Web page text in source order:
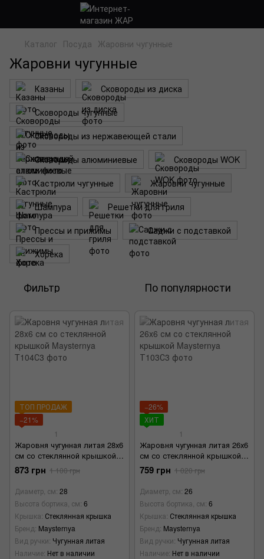
Каталог Посуда Жаровни чугунные
Жаровни чугунные
Казаны
Сковороды из диска
Сковороды чугунные
Сковороды из нержавеющей стали
Сковороды алюминиевые
Сковороды WOK
Кастрюли чугунные
Жаровни чугунные
Шампура
Решетки для гриля
Прессы и прижимы
Саджи с подставкой
Хорека
Фильтр По популярности
ТОП ПРОДАЖ
−21%
1
Жаровня чугунная литая 28х6
см со стеклянной крышкой
Maysternya
873 грн 1 100 грн
Диаметр, см 28
Высота бортика, см 6
Крышка Стеклянная крышка
Бренд Maysternya
Вид ручки Чугунная литая
Наличие Нет в наличии
−26%
ХИТ
1
Жаровня чугунная литая 26х6
см со стеклянной крышкой
Maysternya
759 грн 1 020 грн
Диаметр, см 26
Высота бортика, см 6
Крышка Стеклянная крышка
Бренд Maysternya
Вид ручки Чугунная литая
Наличие Нет в наличии